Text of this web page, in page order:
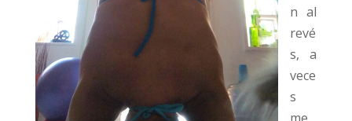
n al
revé
s, a
vece
s